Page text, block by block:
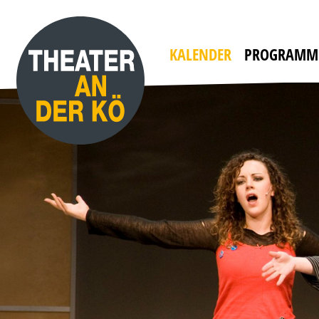
KALENDER PROGRAMM
mit WILLI THOMCZYK, DANA GOLOMBEK VON
HEINERSDORFF u. a.
Die Camper sind zurück!